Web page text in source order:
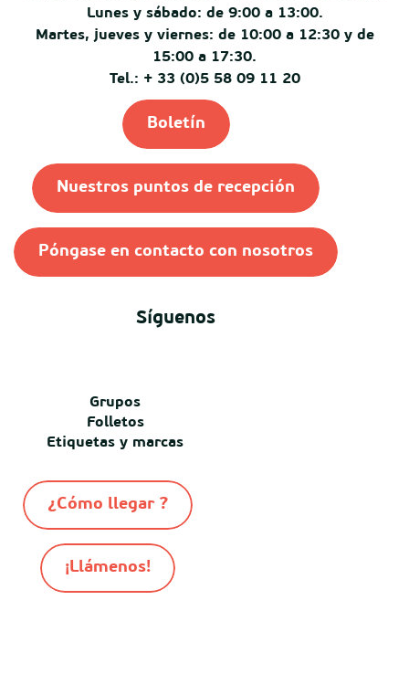
Lunes y sábado: de 9:00 a 13:00.
Martes, jueves y viernes: de 10:00 a 12:30 y de
15:00 a 17:30.
Tel.: + 33 (0)5 58 09 11 20
Boletín
Nuestros puntos de recepción
Póngase en contacto con nosotros
Síguenos
Grupos
Folletos
Etiquetas y marcas
¿Cómo llegar ?
¡Llámenos!